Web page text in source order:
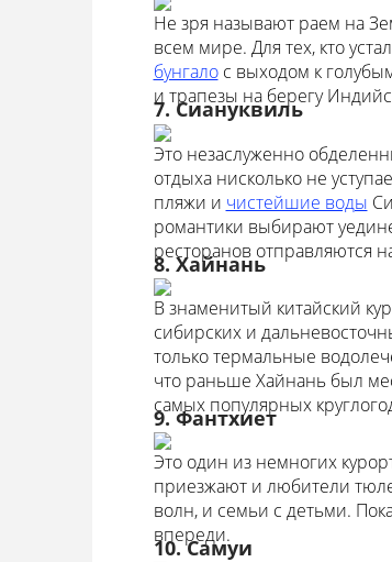
Не зря называют раем на
всем мире. Для тех, кто
бунгалос выходом к
и трапезы на берегу
7. Сиануквиль
Это незаслуженно
отдыха нисколько не
пляжи и чистейшие воды
романтики выбирают
ресторанов отправляются
8. Хайнань
В знаменитый китайский
сибирских и
только термальные
что раньше Хайнань был
самых популярных
9. Фантхиет
Это один из немногих
приезжают и любители
волн, и семьи с детьми.
впереди.
10. Самуи